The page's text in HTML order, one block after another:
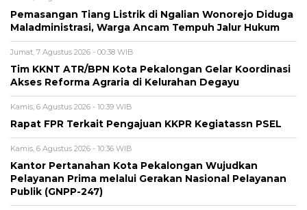
Pemasangan Tiang Listrik di Ngalian Wonorejo Diduga
Maladministrasi, Warga Ancam Tempuh Jalur Hukum
Jumat, 7 Agustus 2026 - 00:38 WIB
Tim KKNT ATR/BPN Kota Pekalongan Gelar Koordinasi
Akses Reforma Agraria di Kelurahan Degayu
Kamis, 6 Agustus 2026 - 10:39 WIB
Rapat FPR Terkait Pengajuan KKPR Kegiatassn PSEL
Kamis, 6 Agustus 2026 - 10:36 WIB
Kantor Pertanahan Kota Pekalongan Wujudkan
Pelayanan Prima melalui Gerakan Nasional Pelayanan
Publik (GNPP-247)